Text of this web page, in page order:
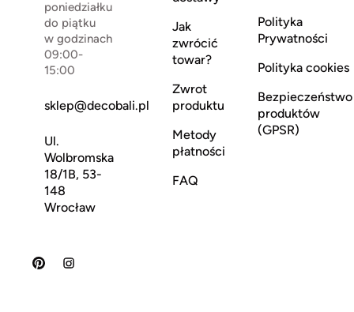
poniedziałku
do piątku
w godzinach
09:00-
15:00
sklep@decobali.pl
Ul.
Wolbromska
18/1B, 53-
148
Wrocław
Jak
zwrócić
towar?
Zwrot
produktu
Metody
płatności
FAQ
Polityka
Prywatności
Polityka cookies
Bezpieczeństwo
produktów
(GPSR)